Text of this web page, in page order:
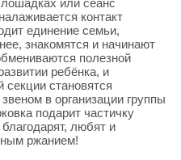
контакт
единение семьи,
знакомятся и начинают
полезной
ребёнка, и
секции становятся
в организации группы
подарит частичку
любят и
ржанием!